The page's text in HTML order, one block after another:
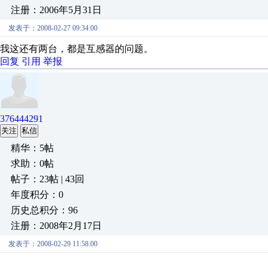
注册：2006年5月31日
发表于：2008-02-27 09:34:00
我这还有两台，都是互感器的问题。
回复 引用 举报
376444291
关注 私信
精华：5帖
求助：0帖
帖子：23帖 | 43回
年度积分：0
历史总积分：96
注册：2008年2月17日
发表于：2008-02-29 11:58:00